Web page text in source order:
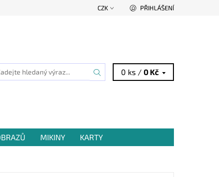
CZK PŘIHLÁŠENÍ
0 ks /0 Kč
MIKINY
KARTY